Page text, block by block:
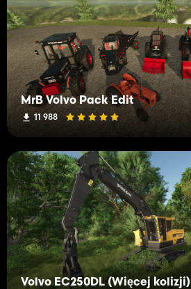
MrB Volvo Pack Edit
11 988
Volvo EC250DL (Więcej kolizji)